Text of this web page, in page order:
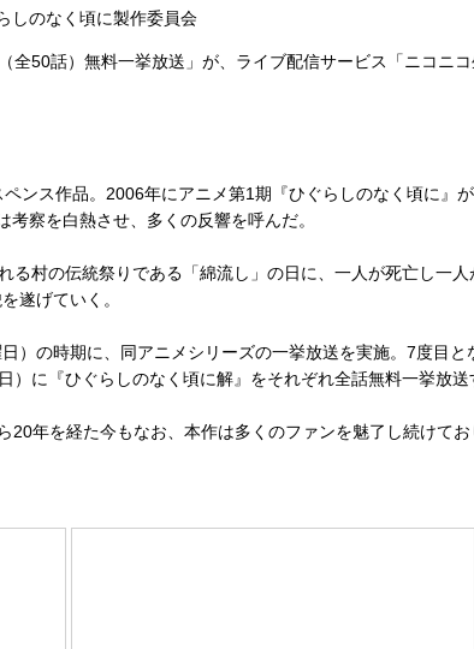
しのなく頃に製作委員会
50話）無料一挙放送」が、ライブ配信サービス「ニコニ
ス作品。2006年にアニメ第1期『ひぐらしのなく頃に』
察を白熱させ、多くの反響を呼んだ。
村の伝統祭りである「綿流し」の日に、一人が死亡し一
遂げていく。
の時期に、同アニメシリーズの一挙放送を実施。7度目
に『ひぐらしのなく頃に解』をそれぞれ全話無料一挙放送
年を経た今もなお、本作は多くのファンを魅了し続けて